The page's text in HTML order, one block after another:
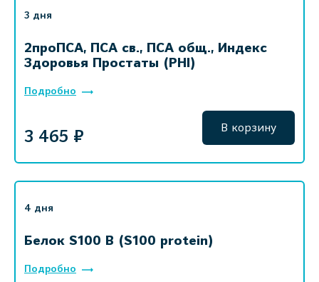
3 дня
2проПСА, ПСА св., ПСА общ., Индекс
Здоровья Простаты (PHI)
Подробно
3 465 ₽ В корзину
4 дня
Белок S100 B (S100 protein)
Подробно